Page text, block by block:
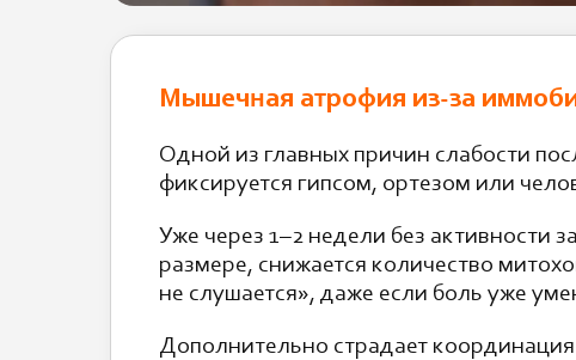
Мышечная атрофия из-за
Одной из главных причин слабости
фиксируется гипсом, ортезом или
Уже через 1–2 недели без
размере, снижается количество
не слушается», даже если боль уже
Дополнительно страдает